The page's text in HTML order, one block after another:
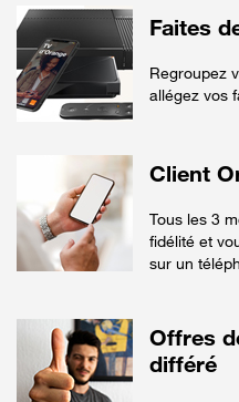
Faites
Regroupez
allégez vos
Client
Tous les 3
fidélité et
sur un
Offres
différé